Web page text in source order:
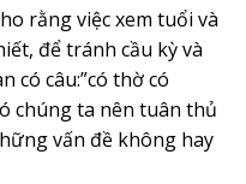
rằng việc xem tuổi và
để tránh cầu kỳ và
có câu:”có thờ có
chúng ta nên tuân thủ
vấn đề không hay